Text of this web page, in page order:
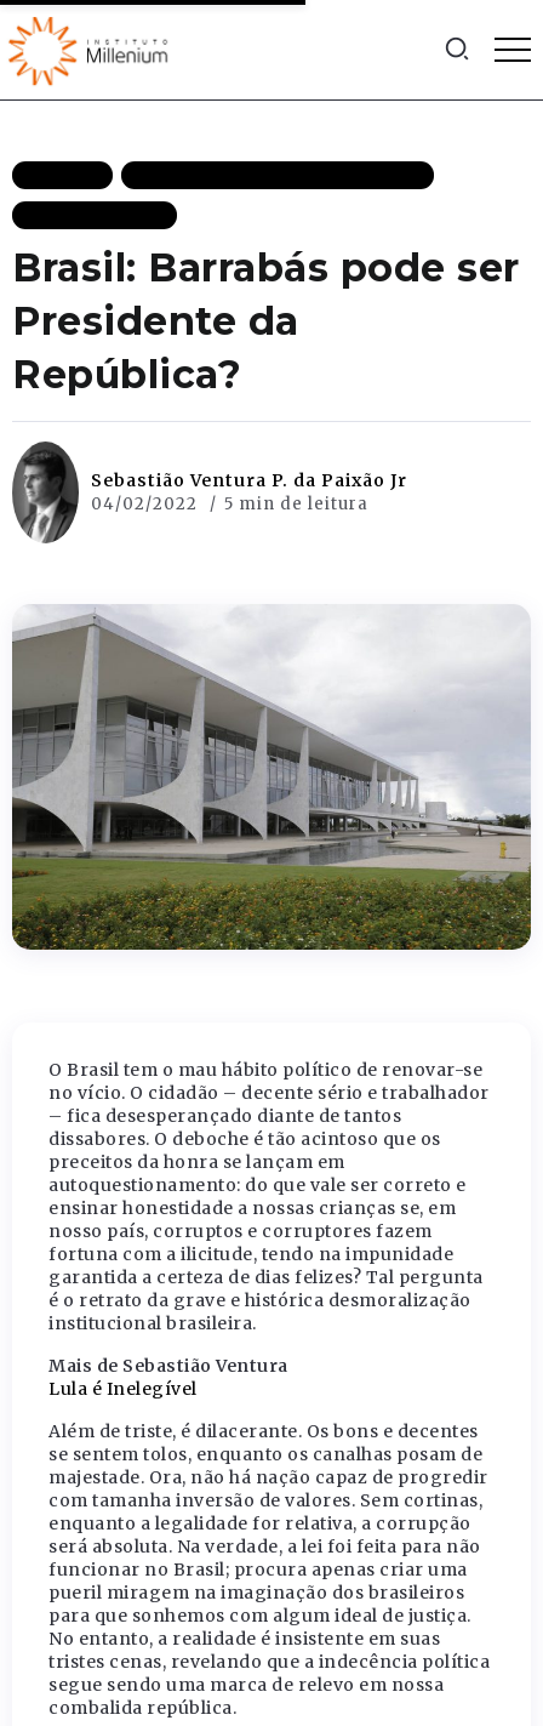
Brasil: Barrabás pode ser
Presidente da
República?
Sebastião Ventura P. da Paixão Jr
04/02/2022 5 min de leitura
O Brasil tem o mau hábito político de renovar-se
no vício. O cidadão – decente sério e trabalhador
– fica desesperançado diante de tantos
dissabores. O deboche é tão acintoso que os
preceitos da honra se lançam em
autoquestionamento: do que vale ser correto e
ensinar honestidade a nossas crianças se, em
nosso país, corruptos e corruptores fazem
fortuna com a ilicitude, tendo na impunidade
garantida a certeza de dias felizes? Tal pergunta
é o retrato da grave e histórica desmoralização
institucional brasileira.
Mais de Sebastião Ventura
Lula é Inelegível
Além de triste, é dilacerante. Os bons e decentes
se sentem tolos, enquanto os canalhas posam de
majestade. Ora, não há nação capaz de progredir
com tamanha inversão de valores. Sem cortinas,
enquanto a legalidade for relativa, a corrupção
será absoluta. Na verdade, a lei foi feita para não
funcionar no Brasil; procura apenas criar uma
pueril miragem na imaginação dos brasileiros
para que sonhemos com algum ideal de justiça.
No entanto, a realidade é insistente em suas
tristes cenas, revelando que a indecência política
segue sendo uma marca de relevo em nossa
combalida república.